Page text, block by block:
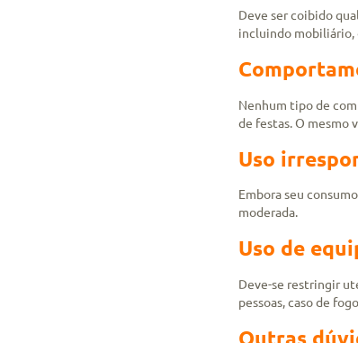
Deve ser coibido
incluindo mobiliário,
Nenhum tipo de
de festas. O mesmo
Uso
Embora seu
moderada.
Uso de
Deve-se restringir
pessoas, caso de
Outras